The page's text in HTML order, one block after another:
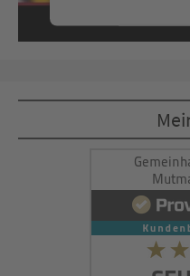
Mehr
powered by
Management